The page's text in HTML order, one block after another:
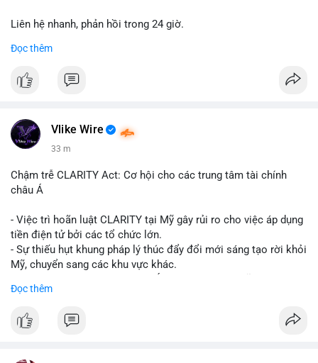
Liên hệ nhanh, phản hồi trong 24 giờ.
📞 WhatsApp: +1 660 215-8938
Đọc thêm
Vlike Wire
33 m
Chậm trễ CLARITY Act: Cơ hội cho các trung tâm tài chính
châu Á
- Việc trì hoãn luật CLARITY tại Mỹ gây rủi ro cho việc áp dụng
tiền điện tử bởi các tổ chức lớn.
- Sự thiếu hụt khung pháp lý thúc đẩy đổi mới sáng tạo rời khỏi
Mỹ, chuyển sang các khu vực khác.
trường khi Mỹ còn đang lúng túng về luật pháp.
#binancesquare #blockchain
Đọc thêm